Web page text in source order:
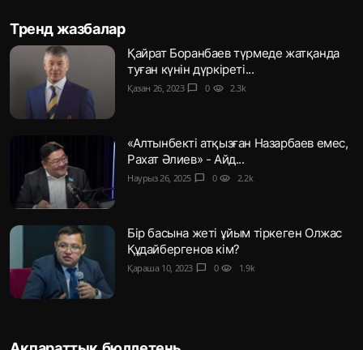
Тренд жазбалар
Қайрат Боранбаев түрмеде жатқанда
туған күнін дүркіреті...
Қазан 26, 2023 chat_bubble 0 visibility 2.3k
«Алтынбекті атқызған Назарбаев емес,
Рахат Әлиев» - Айд...
Наурыз 26, 2025 chat_bubble 0 visibility 2.2k
Бір басына жеті ұйым тіркеген Олжас
Құдайбергенов кім?
Қараша 10, 2023 chat_bubble 0 visibility 1.9k